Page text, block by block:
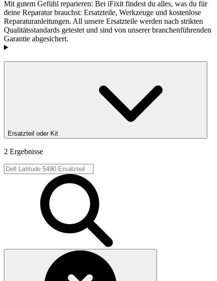
Mit gutem Gefühl reparieren: Bei iFixit findest du alles, was du für
deine Reparatur brauchst: Ersatzteile, Werkzeuge und kostenlose
Reparaturanleitungen. All unsere Ersatzteile werden nach strikten
Qualitätsstandards getestet und sind von unserer branchenführenden
Garantie abgesichert.
Produkte
Ersatzteil oder Kit
2 Ergebnisse